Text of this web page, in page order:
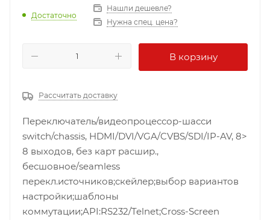
Достаточно
Нашли дешевле?
Нужна спец. цена?
В корзину
Рассчитать доставку
Переключатель/видеопроцессор-шасси
switch/chassis, HDMI/DVI/VGA/CVBS/SDI/IP-AV, 8>
8 выходов, без карт расшир.,
бесшовное/seamless
перекл.источников;скейлер;выбор вариантов
настройки;шаблоны
коммутации;API:RS232/Telnet;Cross-Screen